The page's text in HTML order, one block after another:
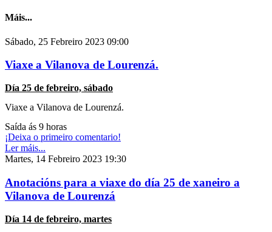
Máis...
Sábado, 25 Febreiro 2023 09:00
Viaxe a Vilanova de Lourenzá.
Día 25 de febreiro, sábado
Viaxe a Vilanova de Lourenzá.
Saída ás 9 horas
¡Deixa o primeiro comentario!
Ler máis...
Martes, 14 Febreiro 2023 19:30
Anotacións para a viaxe do día 25 de xaneiro a
Vilanova de Lourenzá
Día 14 de febreiro, martes